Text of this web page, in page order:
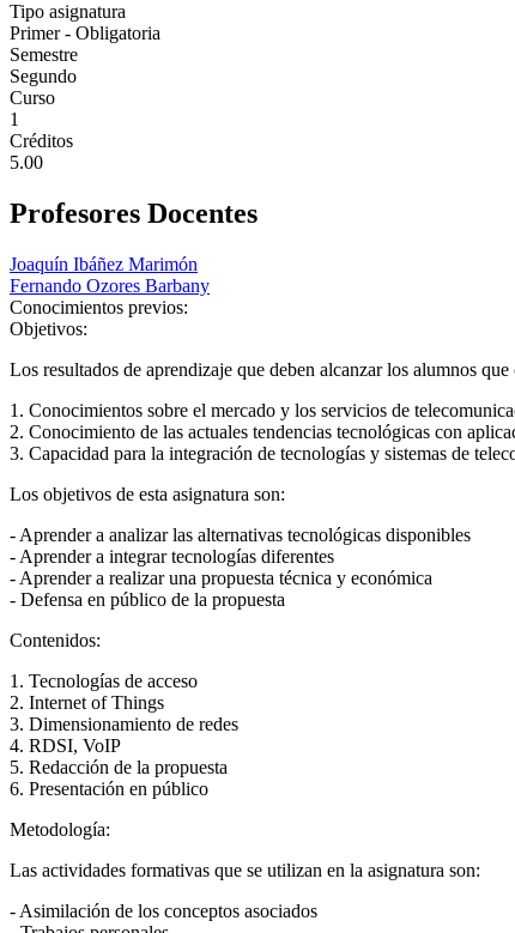
Tipo asignatura
Primer - Obligatoria
Semestre
Segundo
Curso
1
Créditos
5.00
Profesores Docentes
Joaquín Ibáñez Marimón
Fernando Ozores Barbany
Conocimientos previos:
Objetivos:
Los resultados de aprendizaje que deben alcanzar los alumnos
1. Conocimientos sobre el mercado y los servicios de
2. Conocimiento de las actuales tendencias tecnológicas con
3. Capacidad para la integración de tecnologías y sistemas de
Los objetivos de esta asignatura son:
- Aprender a analizar las alternativas tecnológicas disponibles
- Aprender a integrar tecnologías diferentes
- Aprender a realizar una propuesta técnica y económica
- Defensa en público de la propuesta
Contenidos:
1. Tecnologías de acceso
2. Internet of Things
3. Dimensionamiento de redes
4. RDSI, VoIP
5. Redacción de la propuesta
6. Presentación en público
Metodología:
Las actividades formativas que se utilizan en la asignatura son:
- Asimilación de los conceptos asociados